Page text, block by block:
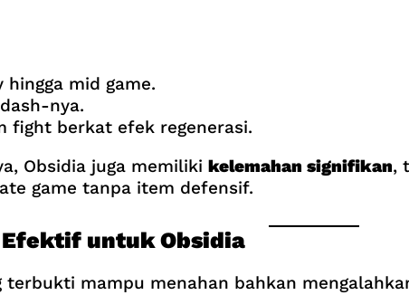
mid game.
nya.
fight berkat efek regenerasi.
Obsidia juga memiliki kelemahan signifikan,
game tanpa item defensif.
untuk Obsidia
mampu menahan bahkan